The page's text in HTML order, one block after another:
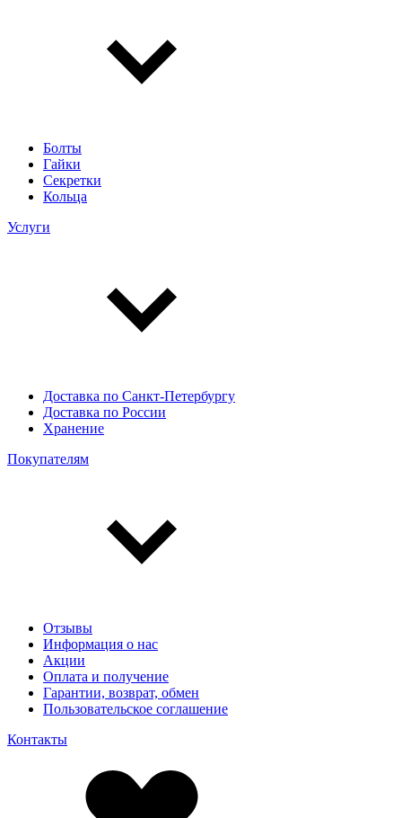
Болты
Гайки
Секретки
Кольца
Услуги
Доставка по Санкт-Петербургу
Доставка по России
Хранение
Покупателям
Отзывы
Информация о нас
Акции
Оплата и получение
Гарантии, возврат, обмен
Пользовательское соглашение
Контакты